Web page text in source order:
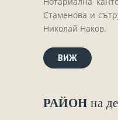
Нотариални
Констативни
Завещания
Изготвяне на
БЛАНКИ
Стаменова и
Николай Наков.
ВИЖ
РАЙОН на